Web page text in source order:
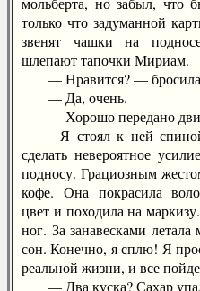
только что задуманной
звенят чашки на
шлепают тапочки Мириам.
— Нравится? —
— Да, очень.
— Хорошо передано
Я стоял к ней
сделать невероятное
подносу. Грациозным
кофе. Она покрасила
цвет и походила на
ног. За занавесками
сон. Конечно, я сплю! Я
реальной жизни, и все
— Два куска? Сахар